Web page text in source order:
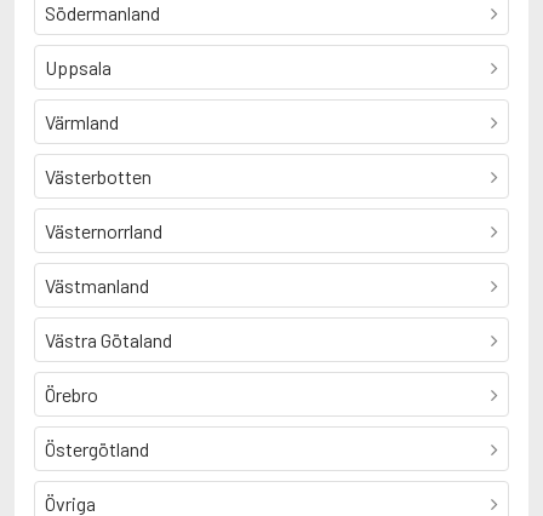
Södermanland
Uppsala
Värmland
Västerbotten
Västernorrland
Västmanland
Västra Götaland
Örebro
Östergötland
Övriga